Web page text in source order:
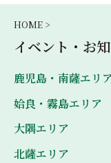
HOME >
イベント・お
鹿児島・南薩エリ
姶良・霧島エリア
大隅エリア
北薩エリア